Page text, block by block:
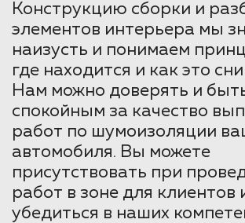
Конструкцию сборки и
элементов интерьера мы
наизусть и понимаем
где находится и как это
Нам можно доверять и
спокойным за качество
работ по шумоизоляции
автомобиля. Вы можете
присутствовать при
работ в зоне для клиентов
убедиться в наших